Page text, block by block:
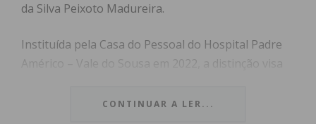
da Silva Peixoto Madureira.
Instituída pela Casa do Pessoal do Hospital Padre
Américo – Vale do Sousa em 2022, a distinção visa
Cabral da Silva Peixoto Madureira, fundadora,
CONTINUAR A LER...